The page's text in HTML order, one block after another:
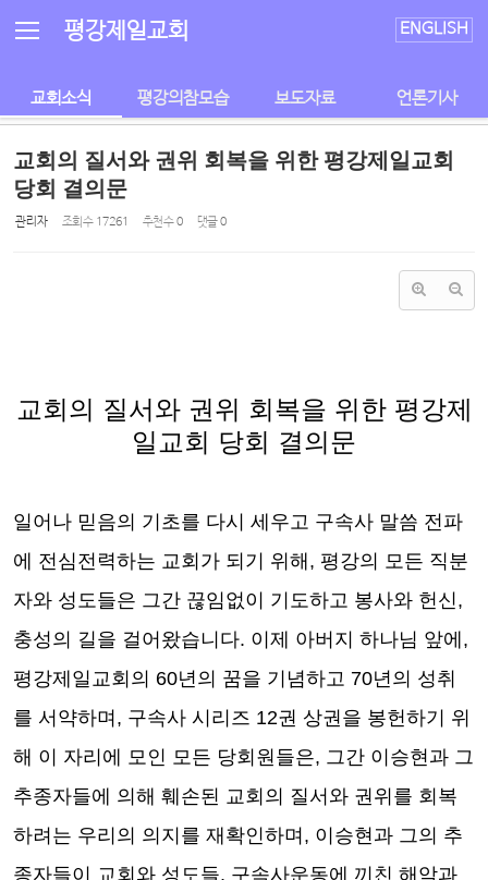
평강제일교회 ENGLISH
교회소식 평강의참모습 보도자료 언론기사
교회의 질서와 권위 회복을 위한 평강제일교회
당회 결의문
관리자 조회 수 17261 추천 수0 댓글0
교회의 질서와 권위 회복을 위한 평강제
일교회 당회 결의문
일어나 믿음의 기초를 다시 세우고 구속사 말씀 전파
에 전심전력하는 교회가 되기 위해 , 평강의 모든 직분
자와 성도들은 그간 끊임없이 기도하고 봉사와 헌신,
충성의 길을 걸어왔습니다. 이제 아버지 하나님 앞에 ,
평강제일교회의 60년의 꿈을 기념하고 70년의 성취
를 서약하며 , 구속사 시리즈 12권 상권을 봉헌하기 위
해 이 자리에 모인 모든 당회원들은, 그간 이승현과 그
추종자들에 의해 훼손된 교회의 질서와 권위를 회복
하려는 우리의 의지를 재확인하며 , 이승현과 그의 추
종자들이 교회와 성도들, 구속사운동에 끼친 해악과